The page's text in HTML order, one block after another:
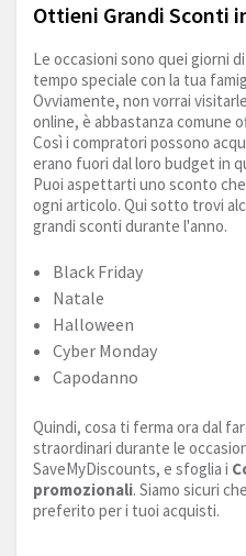
Ottieni Grandi Sconti
Le occasioni sono quei giorni
tempo speciale con la tua
Ovviamente, non vorrai
online, è abbastanza comune
Così i compratori possono
erano fuori dal loro budget in
Puoi aspettarti uno sconto che
ogni articolo. Qui sotto trovi
grandi sconti durante l'anno.
Black Friday
Natale
Halloween
Cyber Monday
Capodanno
Quindi, cosa ti ferma ora dal
straordinari durante le
SaveMyDiscounts, e sfoglia i
promozionali. Siamo sicuri
preferito per i tuoi acquisti.